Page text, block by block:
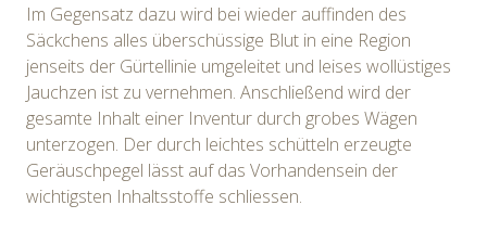
Im Gegensatz dazu wird bei wieder auffinden des
Säckchens alles überschüssige Blut in eine Region
jenseits der Gürtellinie umgeleitet und leises wollüstiges
Jauchzen ist zu vernehmen. Anschließend wird der
gesamte Inhalt einer Inventur durch grobes Wägen
unterzogen. Der durch leichtes schütteln erzeugte
Geräuschpegel lässt auf das Vorhandensein der
wichtigsten Inhaltsstoffe schliessen.